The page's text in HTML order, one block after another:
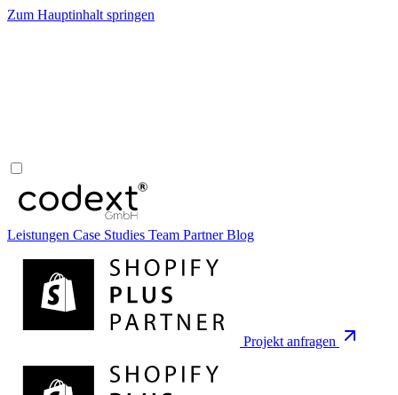
Zum Hauptinhalt springen
Leistungen Case Studies Team PartnerBlog
Projekt anfragen